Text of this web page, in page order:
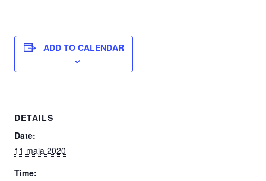
ADD TO CALENDAR
DETAILS
Date:
11 maja 2020
Time: